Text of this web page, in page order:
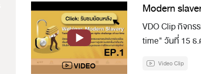
Modern
VDO Clip กิจกร
time" วันที่ 15 ธ
Video Clip